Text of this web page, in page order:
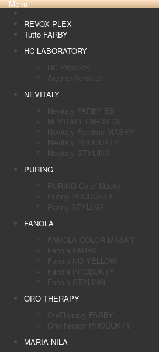
Menu
REVOX PLEX
Tutto FARBY
HC LABORATORY
HC Produkty
Argane Achinae
NEVITALY
Nevitaly FARBY BB
NEVITALY FARBY CC
Nevitaly Farebné MASKY
Nevitaly PRODUKTY
Nevitaly STYLING
PURING
PURING Color Masky
Puring PRODUKTY
Puring STYLING
FANOLA
FANOLA COLOR MASKY
Fanola FARBY
Fanola NO YELLOW
Fanola PRODUKTY
Fanola STYLING
ORO THERAPY
OroTherapy FARBY
OroTherapy PRODUKTY
MARIA NILA